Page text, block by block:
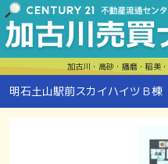
加古川・高砂・播磨・稲美
明石土山駅前スカイハイツＢ棟